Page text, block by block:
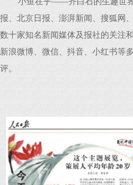
报、北京日报、澎湃新闻、搜狐网
数十家知名新闻媒体及报社的关注
新浪微博、微信、抖音、小红书等
评。